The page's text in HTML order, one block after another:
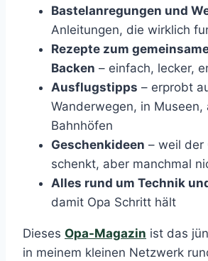
Bastelanregungen und
Anleitungen, die wirklich
Rezepte zum
Backen – einfach, lecker,
Ausflugstipps – erprobt
Wanderwegen, in Museen,
Bahnhöfen
Geschenkideen – weil der
schenkt, aber manchmal
Alles rund um Technik
damit Opa Schritt hält
Dieses Opa-Magazin ist das
in meinem kleinen Netzwerk